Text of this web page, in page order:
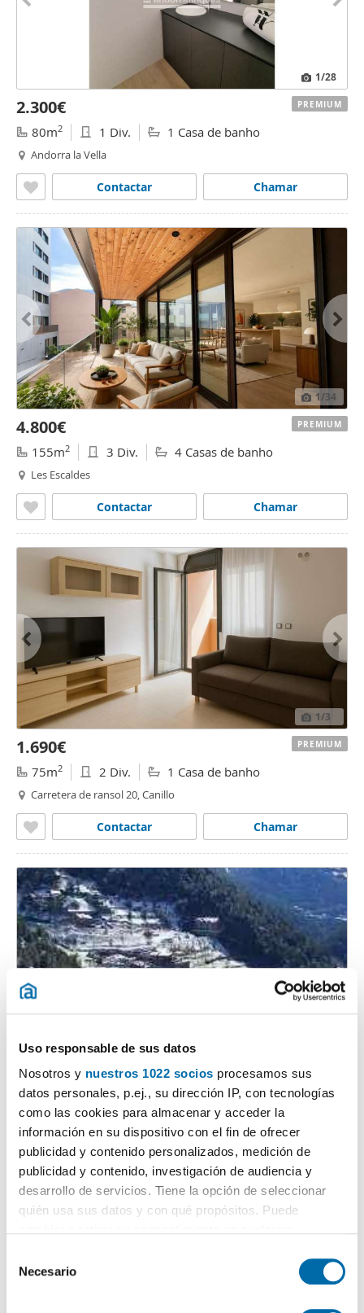
Uso responsable de sus datos
Nosotros y nuestros 1022 socios procesamos sus
datos personales, p.ej., su dirección IP, con tecnologías
como las cookies para almacenar y acceder la
información en su dispositivo con el fin de ofrecer
publicidad y contenido personalizados, medición de
publicidad y contenido, investigación de audiencia y
desarrollo de servicios. Tiene la opción de seleccionar
quién usa sus datos y con qué propósitos. Puede
el Menú de consentimiento.
Necesario
1/28
2.300€
80m2 1 Div. 1 Casa de banho
Andorra la Vella
Chamar
Contactar
PREMIUM
1/34
4.800€
155m2 3 Div. 4 Casas de banho
Les Escaldes
Chamar
Contactar
PREMIUM
1/3
1.690€
75m2 2 Div. 1 Casa de banho
Carretera de ransol 20, Canillo
Chamar
Contactar
PREMIUM
2.300€
80m2 3 Div. 1 Casa de banho
Carretera De Arinsal, 1, La Massana
Chamar
Contactar